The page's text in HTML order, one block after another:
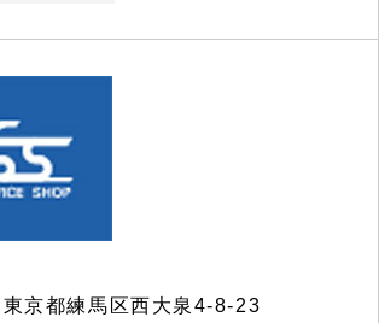
京都練馬区西大泉4-8-23